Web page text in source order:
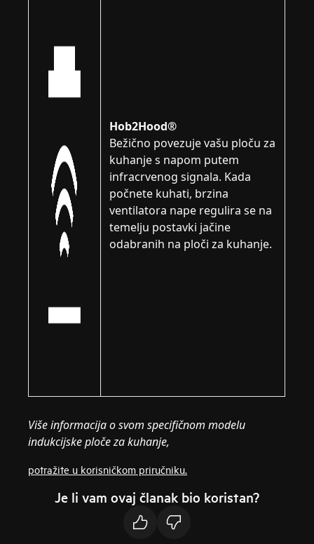
Hob2Hood®
Bežično povezuje vašu ploču za
kuhanje s napom putem
infracrvenog signala. Kada
počnete kuhati, brzina
ventilatora nape regulira se na
temelju postavki jačine
odabranih na ploči za kuhanje.
Više informacija o svom specifičnom modelu
indukcijske ploče za kuhanje,
potražite u korisničkom priručniku.
Je li vam ovaj članak bio koristan?